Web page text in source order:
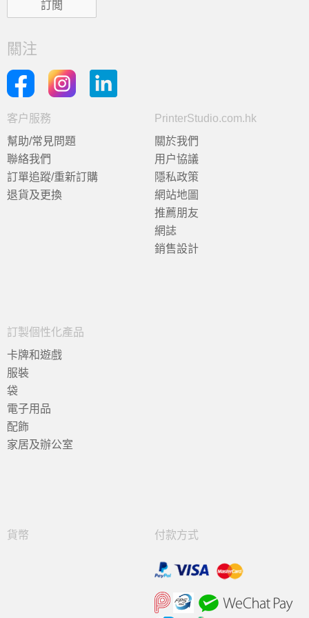
關注
客户服務
幫助/常見問題
聯絡我們
訂單追蹤/重新訂購
退貨及更換
PrinterStudio.com.hk
關於我們
用户協議
隱私政策
網站地圖
推薦朋友
網誌
銷售設計
訂製個性化產品
卡牌和遊戲
服裝
袋
電子用品
配飾
家居及辦公室
貨幣 付款方式